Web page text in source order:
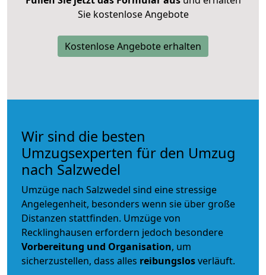
Sie kostenlose Angebote
Kostenlose Angebote erhalten
Wir sind die besten
Umzugsexperten für den Umzug
nach Salzwedel
Umzüge nach Salzwedel sind eine stressige
Angelegenheit, besonders wenn sie über große
Distanzen stattfinden. Umzüge von
Recklinghausen erfordern jedoch besondere
Vorbereitung und Organisation, um
sicherzustellen, dass alles reibungslosverläuft.